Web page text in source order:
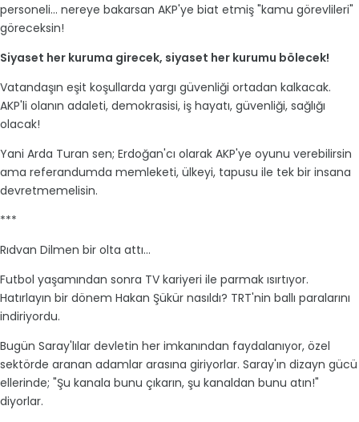
personeli... nereye bakarsan AKP'ye biat etmiş "kamu görevlileri"
göreceksin!
Siyaset her kuruma girecek, siyaset her kurumu bölecek!
Vatandaşın eşit koşullarda yargı güvenliği ortadan kalkacak.
AKP'li olanın adaleti, demokrasisi, iş hayatı, güvenliği, sağlığı
olacak!
Yani Arda Turan sen; Erdoğan'cı olarak AKP'ye oyunu verebilirsin
ama referandumda memleketi, ülkeyi, tapusu ile tek bir insana
devretmemelisin.
***
Rıdvan Dilmen bir olta attı...
Futbol yaşamından sonra TV kariyeri ile parmak ısırtıyor.
Hatırlayın bir dönem Hakan Şükür nasıldı? TRT'nin ballı paralarını
indiriyordu.
Bugün Saray'lılar devletin her imkanından faydalanıyor, özel
sektörde aranan adamlar arasına giriyorlar. Saray'ın dizayn gücü
ellerinde; "Şu kanala bunu çıkarın, şu kanaldan bunu atın!"
diyorlar.